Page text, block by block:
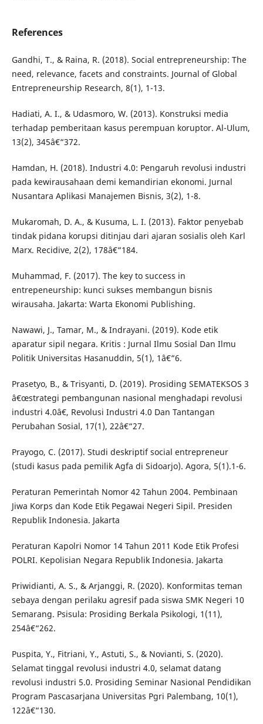
References
Gandhi, T., & Raina, R. (2018). Social entrepreneurship: The
need, relevance, facets and constraints. Journal of Global
Entrepreneurship Research, 8(1), 1-13.
Hadiati, A. I., & Udasmoro, W. (2013). Konstruksi media
terhadap pemberitaan kasus perempuan koruptor. Al-Ulum,
13(2), 345â€“372.
Hamdan, H. (2018). Industri 4.0: Pengaruh revolusi industri
pada kewirausahaan demi kemandirian ekonomi. Jurnal
Nusantara Aplikasi Manajemen Bisnis, 3(2), 1-8.
Mukaromah, D. A., & Kusuma, L. I. (2013). Faktor penyebab
tindak pidana korupsi ditinjau dari ajaran sosialis oleh Karl
Marx. Recidive, 2(2), 178â€“184.
Muhammad, F. (2017). The key to success in
entrepeneurship: kunci sukses membangun bisnis
wirausaha. Jakarta: Warta Ekonomi Publishing.
Nawawi, J., Tamar, M., & Indrayani. (2019). Kode etik
aparatur sipil negara. Kritis : Jurnal Ilmu Sosial Dan Ilmu
Politik Universitas Hasanuddin, 5(1), 1â€“6.
Prasetyo, B., & Trisyanti, D. (2019). Prosiding SEMATEKSOS 3
â€œstrategi pembangunan nasional menghadapi revolusi
industri 4.0â€, Revolusi Industri 4.0 Dan Tantangan
Perubahan Sosial, 17(1), 22â€“27.
Prayogo, C. (2017). Studi deskriptif social entrepreneur
(studi kasus pada pemilik Agfa di Sidoarjo). Agora, 5(1).1-6.
Peraturan Pemerintah Nomor 42 Tahun 2004. Pembinaan
Jiwa Korps dan Kode Etik Pegawai Negeri Sipil. Presiden
Republik Indonesia. Jakarta
Peraturan Kapolri Nomor 14 Tahun 2011 Kode Etik Profesi
POLRI. Kepolisian Negara Republik Indonesia. Jakarta
Priwidianti, A. S., & Arjanggi, R. (2020). Konformitas teman
sebaya dengan perilaku agresif pada siswa SMK Negeri 10
Semarang. Psisula: Prosiding Berkala Psikologi, 1(11),
254â€“262.
Puspita, Y., Fitriani, Y., Astuti, S., & Novianti, S. (2020).
Selamat tinggal revolusi industri 4.0, selamat datang
revolusi industri 5.0. Prosiding Seminar Nasional Pendidikan
Program Pascasarjana Universitas Pgri Palembang, 10(1),
122â€“130.